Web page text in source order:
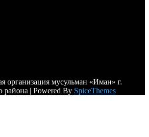
организация мусульман «Иман» г.
района | Powered By SpiceThemes